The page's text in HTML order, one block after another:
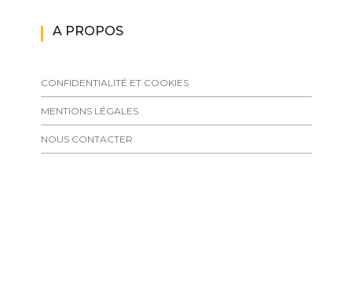
A PROPOS
CONFIDENTIALITÉ ET COOKIES
MENTIONS LÉGALES
NOUS CONTACTER